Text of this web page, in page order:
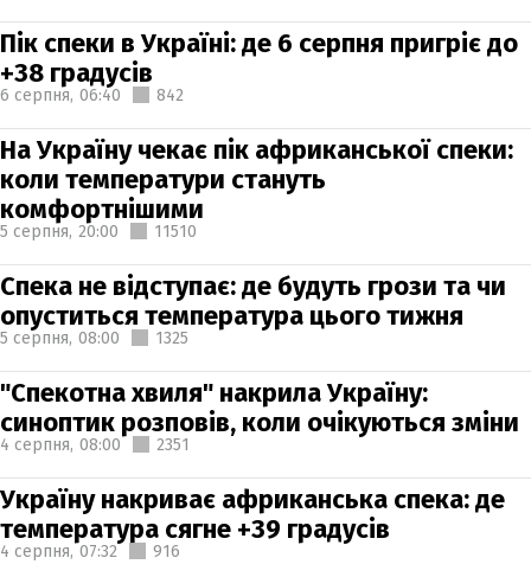
Пік спеки в Україні: де 6 серпня пригріє до
+38 градусів
6 серпня, 06:40 842
На Україну чекає пік африканської спеки:
коли температури стануть
комфортнішими
5 серпня, 20:00 11510
Спека не відступає: де будуть грози та чи
опуститься температура цього тижня
5 серпня, 08:00 1325
"Спекотна хвиля" накрила Україну:
синоптик розповів, коли очікуються зміни
4 серпня, 08:00 2351
Україну накриває африканська спека: де
температура сягне +39 градусів
4 серпня, 07:32 916